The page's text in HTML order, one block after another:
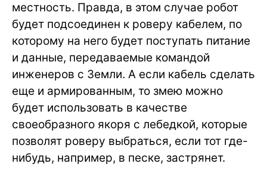
местность. Правда, в этом случае робот
будет подсоединен к роверу кабелем, по
которому на него будет поступать питание
и данные, передаваемые командой
инженеров с Земли. А если кабель сделать
еще и армированным, то змею можно
будет использовать в качестве
своеобразного якоря с лебедкой, которые
позволят роверу выбраться, если тот где-
нибудь, например, в песке, застрянет.